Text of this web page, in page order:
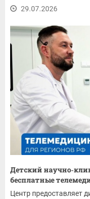
29.07.2026
Детский
бесплатные
Центр предоставляет